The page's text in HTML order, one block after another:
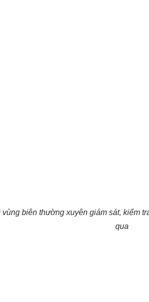
biên thường xuyên giám sát, kiểm
qua